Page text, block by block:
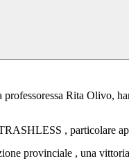
Rita Olivo,
, particolare
provinciale , una